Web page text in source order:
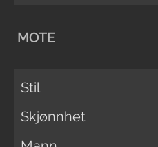
MOTE
Stil
Skjønnhet